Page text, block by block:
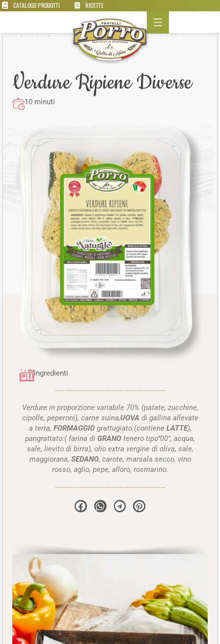
CATALOGO PRODOTTI RICETTE
Verdure Ripiene Diverse
10 minuti
ingredienti
Verdure in proporzione variabile 70% (patate, zucchine,
cipolle, peperoni), carne suina,UOVA di gallina allevate
a terra, FORMAGGIOgrattugiato:(contiene LATTE),
pangrattato:( farina di GRANO tenero tipo”00″, acqua,
sale, lievito di birra), olio extra vergine di oliva, sale,
maggiorana, SEDANO, carote, marsala secco, vino
rosso, aglio, pepe, alloro, rosmarino.